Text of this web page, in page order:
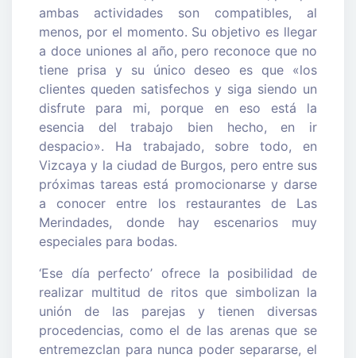
ambas actividades son compatibles, al
menos, por el momento. Su objetivo es llegar
a doce uniones al año, pero reconoce que no
tiene prisa y su único deseo es que «los
clientes queden satisfechos y siga siendo un
disfrute para mi, porque en eso está la
esencia del trabajo bien hecho, en ir
despacio». Ha trabajado, sobre todo, en
Vizcaya y la ciudad de Burgos, pero entre sus
próximas tareas está promocionarse y darse
a conocer entre los restaurantes de Las
Merindades, donde hay escenarios muy
especiales para bodas.
‘Ese día perfecto’ ofrece la posibilidad de
realizar multitud de ritos que simbolizan la
unión de las parejas y tienen diversas
procedencias, como el de las arenas que se
entremezclan para nunca poder separarse, el